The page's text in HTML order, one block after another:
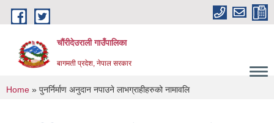
Skip to main content
चौंरीदेउराली गाउँपालिका
बागमती प्रदेश, नेपाल सरकार
You are here
Home » पुनर्निर्माण अनुदान नपाउने लाभग्राहीहरुको नामावलि